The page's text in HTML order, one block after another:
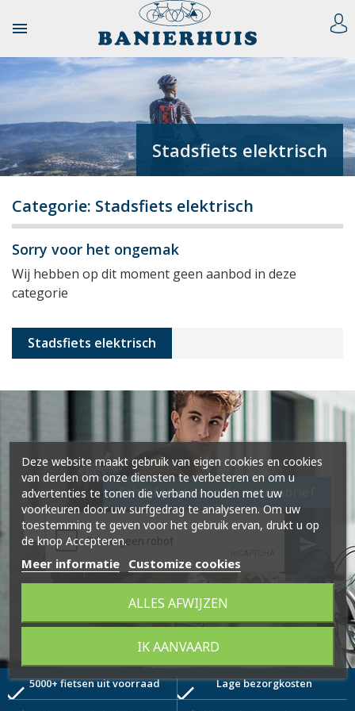

Stadsfiets elektrisch
Categorie: Stadsfiets elektrisch
Sorry voor het ongemak
Wij hebben op dit moment geen aanbod in deze
categorie
Stadsfiets elektrisch
Schrijf je in voor de nieuwsbrief
check5000+ fietsen uit voorraad check Lage bezorgkosten
Deze website maakt gebruik van eigen cookies en cookies
van derden om onze diensten te verbeteren en om u
advertenties te tonen die verband houden met uw
voorkeuren door uw surfgedrag te analyseren. Om uw
toestemming te geven voor het gebruik ervan, drukt u op
de knop Accepteren.
Meer informatie Customize cookies
ALLES AFWIJZEN
IK AANVAARD